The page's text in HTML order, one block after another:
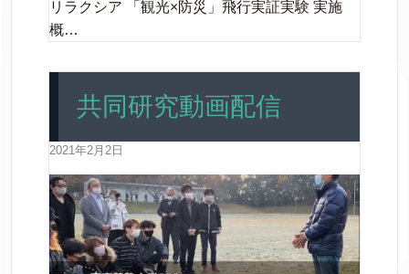
リラクシア 「観光×防災」飛行実証実験 実施
概…
共同研究動画配信
2021年2月2日